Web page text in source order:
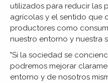
utilizados para reducir las
agrícolas y el sentido que
productores como
nuestro entorno y nuestra
"Si la sociedad se
podremos mejorar
entorno y de nosotros